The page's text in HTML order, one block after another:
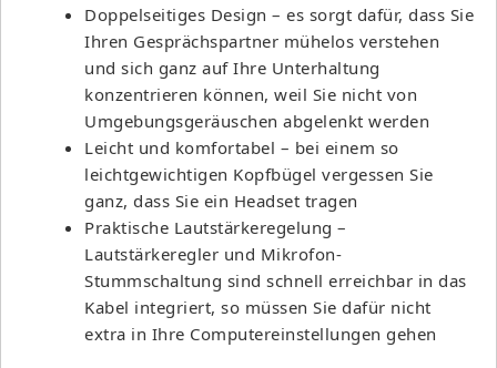
Doppelseitiges Design – es sorgt dafür, dass Sie
Ihren Gesprächspartner mühelos verstehen
und sich ganz auf Ihre Unterhaltung
konzentrieren können, weil Sie nicht von
Umgebungsgeräuschen abgelenkt werden
Leicht und komfortabel – bei einem so
leichtgewichtigen Kopfbügel vergessen Sie
ganz, dass Sie ein Headset tragen
Praktische Lautstärkeregelung –
Lautstärkeregler und Mikrofon-
Stummschaltung sind schnell erreichbar in das
Kabel integriert, so müssen Sie dafür nicht
extra in Ihre Computereinstellungen gehen